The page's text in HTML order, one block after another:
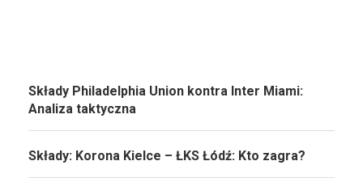
Składy Philadelphia Union kontra Inter Miami:
Analiza taktyczna
Składy: Korona Kielce – ŁKS Łódź: Kto zagra?